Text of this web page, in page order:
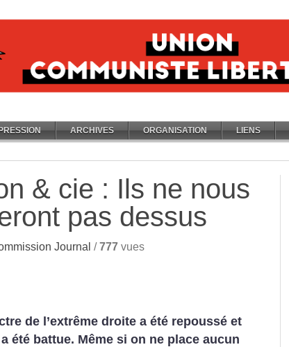
ARCHIVES ORGANISATION LIENS
& cie : Ils ne nous
pas dessus
Journal /777 vues
de l’extrême droite a été repoussé et
été battue. Même si on ne place aucun